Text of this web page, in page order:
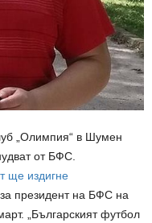
„Олимпия“ в Шумен
от БФС.
ще издигне
за президент на БФС на
„Българският футбол